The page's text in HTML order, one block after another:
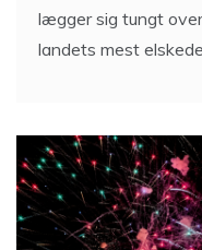
lægger sig tungt
landets mest